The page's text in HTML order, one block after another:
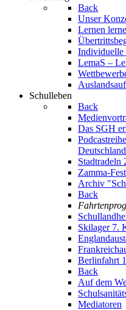
Back
Unser
Lernen
Individuelle
LemaS –
Schulleben
Back
Das SGH
Stadtradeln
Zamma-
Archiv
Back
Skilager 7.
Berlinfahrt
Back
Auf dem
Mediatoren